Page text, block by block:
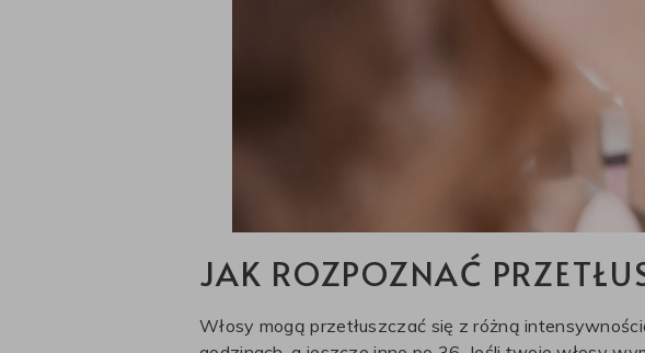
JAK ROZPOZNAĆ
Włosy mogą przetłuszczać się z różną